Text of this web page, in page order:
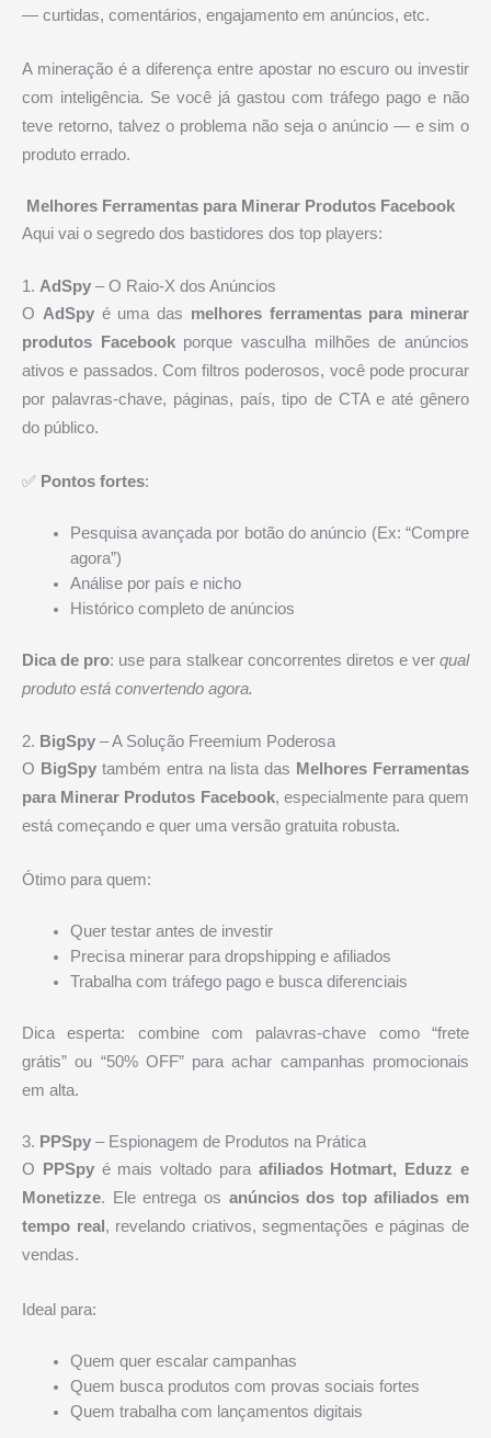
— curtidas, comentários, engajamento em anúncios, etc.
A mineração é a diferença entre apostar no escuro ou investir
com inteligência. Se você já gastou com tráfego pago e não
teve retorno, talvez o problema não seja o anúncio — e sim o
produto errado.
Melhores Ferramentas para Minerar Produtos Facebook
Aqui vai o segredo dos bastidores dos top players:
1. AdSpy – O Raio-X dos Anúncios
O AdSpyé uma das melhores ferramentas para minerar
produtos Facebookporque vasculha milhões de anúncios
ativos e passados. Com filtros poderosos, você pode procurar
por palavras-chave, páginas, país, tipo de CTA e até gênero
do público.
✅ Pontos fortes:
Pesquisa avançada por botão do anúncio (Ex: “Compre
agora”)
Análise por país e nicho
Histórico completo de anúncios
Dica de pro: use para stalkear concorrentes diretos e verqual
produto está convertendo agora.
2. BigSpy – A Solução Freemium Poderosa
O BigSpytambém entra na lista das Melhores Ferramentas
para Minerar Produtos Facebook, especialmente para quem
está começando e quer uma versão gratuita robusta.
Ótimo para quem:
Quer testar antes de investir
Precisa minerar para dropshipping e afiliados
Trabalha com tráfego pago e busca diferenciais
Dica esperta: combine com palavras-chave como “frete
grátis” ou “50% OFF” para achar campanhas promocionais
em alta.
3. PPSpy – Espionagem de Produtos na Prática
O
PPSpyé mais voltado para afiliados Hotmart, Eduzz e
Monetizze. Ele entrega os anúncios dos top afiliados em
tempo real , revelando criativos, segmentações e páginas de
vendas.
Ideal para:
Quem quer escalar campanhas
Quem busca produtos com provas sociais fortes
Quem trabalha com lançamentos digitais